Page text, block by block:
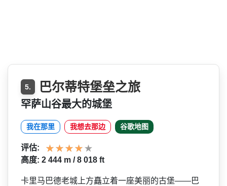
5. 巴尔蒂特堡垒之旅
罕萨山谷最大的城堡
我在那里 我想去那边 谷歌地图
评估:
高度: 2 444 m / 8 018 ft
卡里马巴德老城上方矗立着一座美丽的古堡——巴